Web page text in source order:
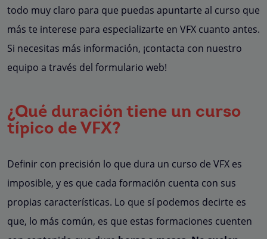
todo muy claro para que puedas apuntarte al curso que
más te interese para especializarte en VFX cuanto antes.
Si necesitas más información, ¡contacta con nuestro
equipo a través del formulario web!
¿Qué duración tiene un curso
típico de VFX?
Definir con precisión lo que dura un curso de VFX es
imposible, y es que cada formación cuenta con sus
propias características. Lo que sí podemos decirte es
que, lo más común, es que estas formaciones cuenten